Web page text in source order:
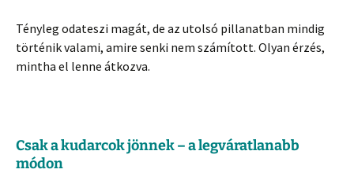
Tényleg odateszi magát, de az utolsó pillanatban mindig
történik valami, amire senki nem számított. Olyan érzés,
mintha el lenne átkozva.
Csak a kudarcok jönnek – a legváratlanabb
módon